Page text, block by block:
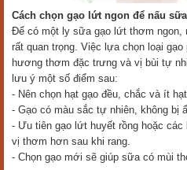
Cách chọn gạo lứt ngon để nấu sữa
Để có một ly sữa gạo lứt thơm ngon,
rất quan trọng. Việc lựa chọn loại
hương thơm đặc trưng và vị bùi tự
lưu ý một số điểm sau:
- Nên chọn hạt gạo đều, chắc và ít
- Gạo có màu sắc tự nhiên, không bị
- Ưu tiên gạo lứt huyết rồng hoặc
vị thơm hơn sau khi rang.
- Chọn gạo mới sẽ giúp sữa có mùi